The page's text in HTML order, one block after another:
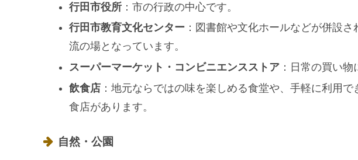
行田市役所：市の行政の中心です。
行田市教育文化センター：図書館や文化ホールなどが併設
流の場となっています。
スーパーマーケット・コンビニエンスストア：日常の買い物
飲食店：地元ならではの味を楽しめる食堂や、手軽に利用
食店があります。
自然・公園